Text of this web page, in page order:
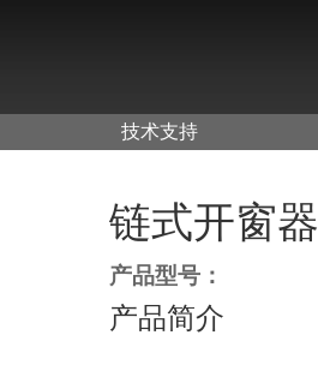
技术支持
链式开窗器
产品型号：
产品简介